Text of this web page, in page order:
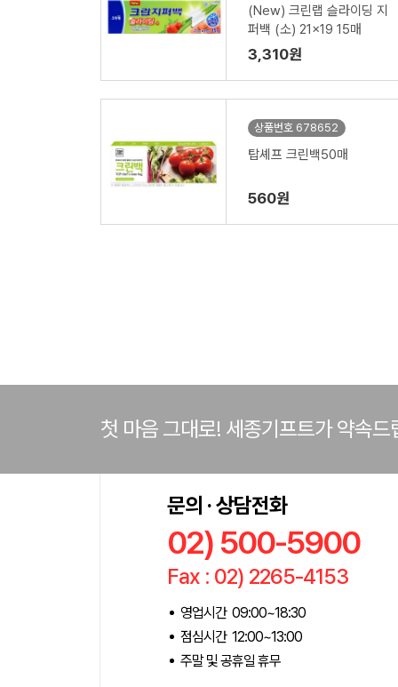
(New) 크린랩 슬라이딩 지
퍼백 (소) 21x19 15매
3,310원
상품번호 678652
탑셰프 크린백50매
560원
첫 마음 그대로! 세종기프트가 약속드
문의 · 상담전화
02) 500-5900
Fax : 02) 2265-4153
영업시간 09:00~18:30
점심시간 12:00~13:00
주말 및 공휴일 휴무